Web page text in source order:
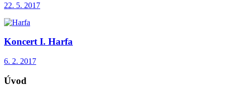
22. 5. 2017
Koncert I. Harfa
6. 2. 2017
Úvod